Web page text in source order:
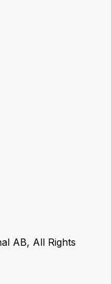
AB, All Rights